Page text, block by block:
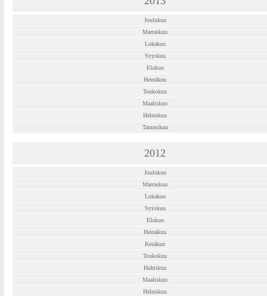
Joulukuu
Marraskuu
Lokakuu
Syyskuu
Elokuu
Heinäkuu
Toukokuu
Maaliskuu
Helmikuu
Tammikuu
2012
Joulukuu
Marraskuu
Lokakuu
Syyskuu
Elokuu
Heinäkuu
Kesäkuu
Toukokuu
Huhtikuu
Maaliskuu
Helmikuu